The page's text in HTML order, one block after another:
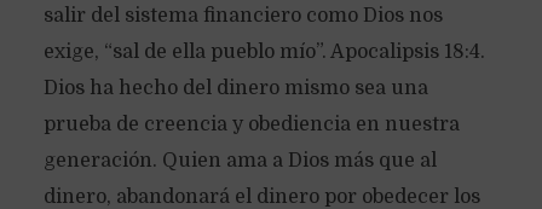
salir del sistema financiero como Dios nos
exige, “sal de ella pueblo mío”. Apocalipsis 18:4.
Dios ha hecho del dinero mismo sea una
prueba de creencia y obediencia en nuestra
generación. Quien ama a Dios más que al
dinero, abandonará el dinero por obedecer los